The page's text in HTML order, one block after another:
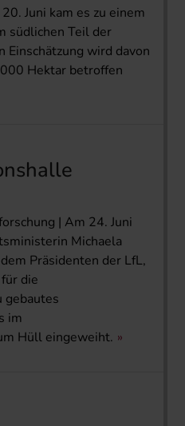
Juni kam es zu einem
südlichen Teil der
Einschätzung wird davon
Hektar betroffen
| Am 24. Juni
Michaela
Präsidenten der LfL,
die
gebautes
im
Hüll eingeweiht.